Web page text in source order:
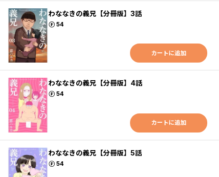
わななきの義兄【分冊版】3話
54
ポイント
カートに追加
わななきの義兄【分冊版】4話
54
ポイント
カートに追加
わななきの義兄【分冊版】5話
54
ポイント